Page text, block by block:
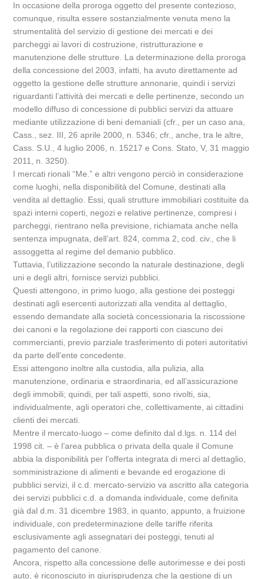
In occasione della proroga oggetto del presente contezioso,
comunque, risulta essere sostanzialmente venuta meno la
strumentalità del servizio di gestione dei mercati e dei
parcheggi ai lavori di costruzione, ristrutturazione e
manutenzione delle strutture. La determinazione della proroga
della concessione del 2003, infatti, ha avuto direttamente ad
oggetto la gestione delle strutture annonarie, quindi i servizi
riguardanti l’attività dei mercati e delle pertinenze, secondo un
modello diffuso di concessione di pubblici servizi da attuare
mediante utilizzazione di beni demaniali (cfr., per un caso ana,
Cass., sez. III, 26 aprile 2000, n. 5346; cfr., anche, tra le altre,
Cass. S.U., 4 luglio 2006, n. 15217 e Cons. Stato, V, 31 maggio
2011, n. 3250).
I mercati rionali “Me.” e altri vengono perciò in considerazione
come luoghi, nella disponibilità del Comune, destinati alla
vendita al dettaglio. Essi, quali strutture immobiliari costituite da
spazi interni coperti, negozi e relative pertinenze, compresi i
parcheggi, rientrano nella previsione, richiamata anche nella
sentenza impugnata, dell’art. 824, comma 2, cod. civ., che li
assoggetta al regime del demanio pubblico.
Tuttavia, l’utilizzazione secondo la naturale destinazione, degli
uni e degli altri, fornisce servizi pubblici.
Questi attengono, in primo luogo, alla gestione dei posteggi
destinati agli esercenti autorizzati alla vendita al dettaglio,
essendo demandate alla società concessionaria la riscossione
dei canoni e la regolazione dei rapporti con ciascuno dei
commercianti, previo parziale trasferimento di poteri autoritativi
da parte dell’ente concedente.
Essi attengono inoltre alla custodia, alla pulizia, alla
manutenzione, ordinaria e straordinaria, ed all’assicurazione
degli immobili; quindi, per tali aspetti, sono rivolti, sia,
individualmente, agli operatori che, collettivamente, ai cittadini
clienti dei mercati.
Mentre il mercato-luogo – come definito dal d.lgs. n. 114 del
1998 cit. – è l’area pubblica o privata della quale il Comune
abbia la disponibilità per l’offerta integrata di merci al dettaglio,
somministrazione di alimenti e bevande ed erogazione di
pubblici servizi, il c.d. mercato-servizio va ascritto alla categoria
dei servizi pubblici c.d. a domanda individuale, come definita
già dal d.m. 31 dicembre 1983, in quanto, appunto, a fruizione
individuale, con predeterminazione delle tariffe riferita
esclusivamente agli assegnatari dei posteggi, tenuti al
pagamento del canone.
Ancora, rispetto alla concessione delle autorimesse e dei posti
auto, è riconosciuto in giurisprudenza che la gestione di un